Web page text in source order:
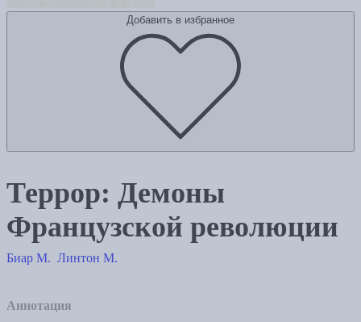
Добавить в избранное
Террор: Демоны
Французской революции
Биар М. Линтон М.
Аннотация